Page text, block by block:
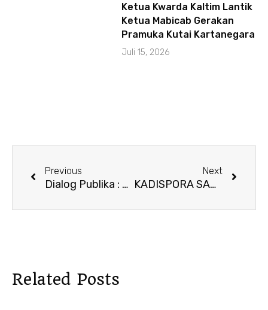
Ketua Kwarda Kaltim Lantik
Ketua Mabicab Gerakan
Pramuka Kutai Kartanegara
Juli 15, 2026
Previous
Dialog Publika : Pramuka Pancasila Menjaga NKRI
Next
KADISPORA SAMBUT BAIK KEGIATAN KARANG PAMITRAN TINGKAT KALIMANTAN TIMUR
Related Posts